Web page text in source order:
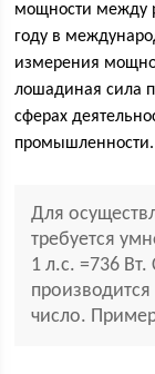
мощности между
году в
измерения
лошадиная сила
сферах
промышленности.
Для
требуется
1 л.с. =736
число.